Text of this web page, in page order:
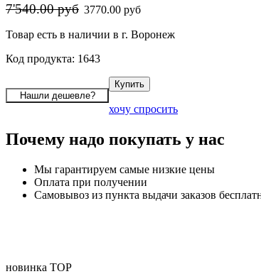
7'540.00 руб 3770.00 руб
Товар есть в наличии в г. Воронеж
Код продукта: 1643
хочу спросить
Почему надо покупать у нас
Мы гарантируем самые низкие цены
Оплата при получении
Самовывоз из пункта выдачи заказов
новинка TOP